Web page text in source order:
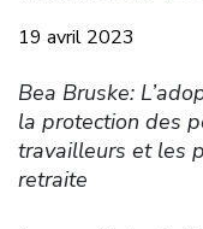
19 avril 2023
Bea Bruske:
la protection des
travailleurs et les
retraite